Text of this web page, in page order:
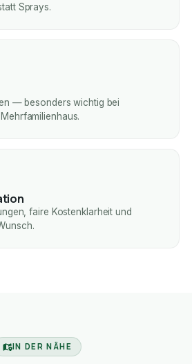
Sprays.
— besonders wichtig bei
faire Kostenklarheit und
IN DER NÄHE